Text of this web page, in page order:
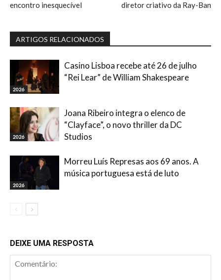
encontro inesquecível
diretor criativo da Ray-Ban
ARTIGOS RELACIONADOS
2026
Casino Lisboa recebe até 26 de julho
“Rei Lear” de William Shakespeare
2026
Joana Ribeiro integra o elenco de
“Clayface”, o novo thriller da DC
Studios
2026
Morreu Luís Represas aos 69 anos. A
música portuguesa está de luto
DEIXE UMA RESPOSTA